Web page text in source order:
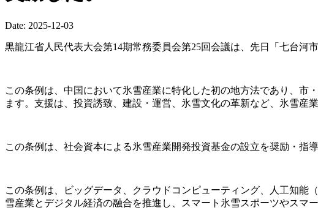
Date: 2025-12-03
黒龍江省人民代表大会第14期常務委員会第25回会議は、先日「七台河
この条例は、中国において氷雪産業に特化した初の地方法であり、
ます。支援は、投資誘致、建設・運営、氷雪文化の革新など、氷雪産
この条例は、社会資本による氷雪産業開発投資基金の設立を奨励・指
この条例は、ビッグデータ、クラウドコンピューティング、人工知
雪産業とデジタル経済の融合を推進し、スマート氷雪スポーツやスマ